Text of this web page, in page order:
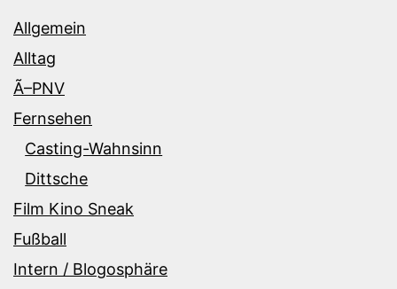
Allgemein
Alltag
Ã–PNV
Fernsehen
Casting-Wahnsinn
Dittsche
Film Kino Sneak
Fußball
Intern / Blogosphäre